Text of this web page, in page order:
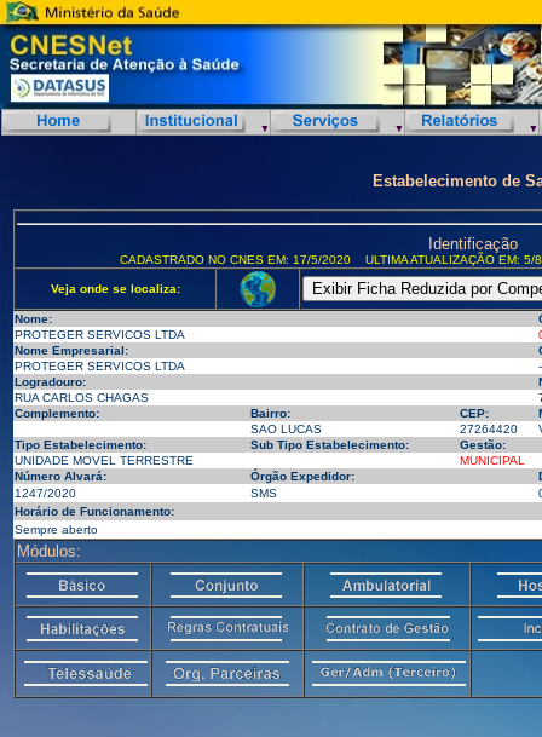
Estabelecimento de
Identificação
CADASTRADO NO CNES EM: 17/5/2020 ULTIMA ATUALIZAÇÃO EM:
Veja onde se localiza:
Nome:
PROTEGER SERVICOS LTDA
Nome Empresarial:
PROTEGER SERVICOS LTDA
Logradouro:
RUA CARLOS CHAGAS
Complemento:
Bairro: CEP:
SAO LUCAS
27264420
Tipo Estabelecimento:
Sub Tipo Estabelecimento:
Gestão:
UNIDADE MOVEL TERRESTRE
MUNICIPAL
Número Alvará:
Órgão Expedidor:
1247/2020
SMS
Horário de Funcionamento:
Sempre aberto
Módulos: